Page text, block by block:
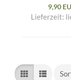
9,90
Lieferzeit: